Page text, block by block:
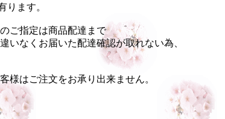
ます。
ご指定は商品配達まで
なくお届いた配達確認が取れない為、
はご注文をお承り出来ません。